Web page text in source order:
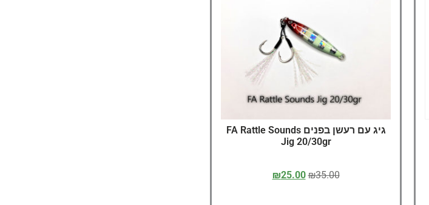
גיג עם רעשן בפנים FA Rattle Sounds
Jig 20/30gr
₪35.00
₪25.00